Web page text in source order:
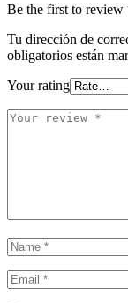
Be the first to
Tu dirección de
obligatorios están
Your rating